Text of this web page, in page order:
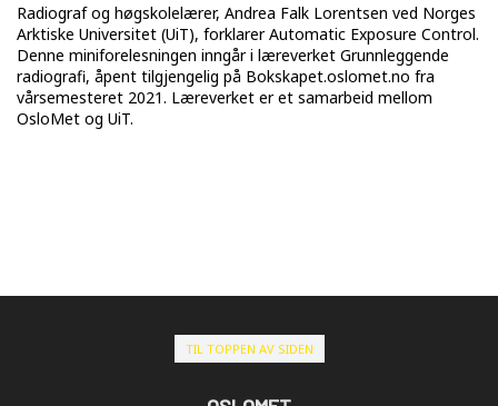
Radiograf og høgskolelærer, Andrea Falk Lorentsen ved Norges
Arktiske Universitet (UiT), forklarer Automatic Exposure Control.
Denne miniforelesningen inngår i læreverket Grunnleggende
radiografi, åpent tilgjengelig på Bokskapet.oslomet.no fra
vårsemesteret 2021. Læreverket er et samarbeid mellom
OsloMet og UiT.
TIL TOPPEN AV SIDEN